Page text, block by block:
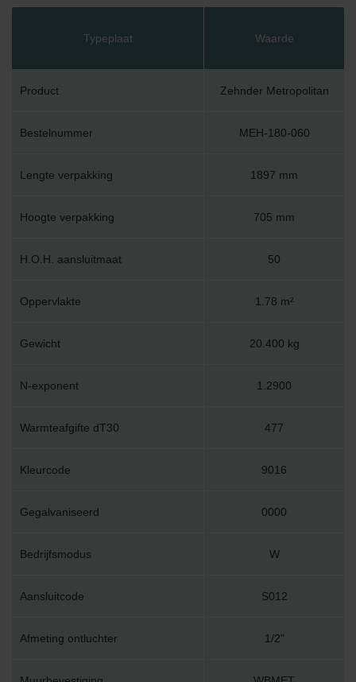
Typeplaat Waarde
Product Zehnder Metropolitan
Bestelnummer MEH-180-060
Lengte verpakking 1897 mm
Hoogte verpakking 705 mm
H.O.H. aansluitmaat 50
Oppervlakte 1.78 m²
Gewicht 20.400 kg
N-exponent 1.2900
Warmteafgifte dT30 477
Kleurcode 9016
Gegalvaniseerd 0000
Bedrijfsmodus W
Aansluitcode S012
Afmeting ontluchter 1/2"